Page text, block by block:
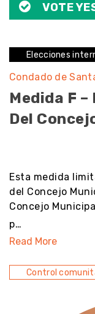
VOTE
Elecciones
Condado de
Medida F
Del
Esta medida
del Concejo
Concejo
p…
Read More
Control